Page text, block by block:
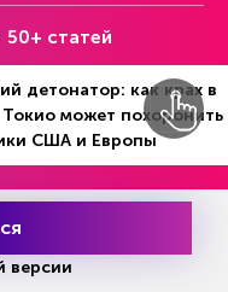
ООО «Визит
— 51%,
эти компании
кредиты, а
на своих курортах
В номере
Попробовать
50+ статей
детонатор: как крах в
Токио может похоронить
США и Европы
версии